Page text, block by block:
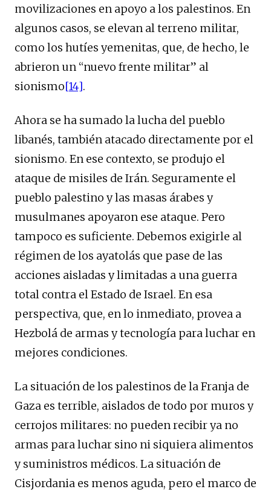
movilizaciones en apoyo a los palestinos. En
algunos casos, se elevan al terreno militar,
como los hutíes yemenitas, que, de hecho, le
abrieron un “nuevo frente militar” al
sionismo[14].
Ahora se ha sumado la lucha del pueblo
libanés, también atacado directamente por el
sionismo. En ese contexto, se produjo el
ataque de misiles de Irán. Seguramente el
pueblo palestino y las masas árabes y
musulmanes apoyaron ese ataque. Pero
tampoco es suficiente. Debemos exigirle al
régimen de los ayatolás que pase de las
acciones aisladas y limitadas a una guerra
total contra el Estado de Israel. En esa
perspectiva, que, en lo inmediato, provea a
Hezbolá de armas y tecnología para luchar en
mejores condiciones.
La situación de los palestinos de la Franja de
Gaza es terrible, aislados de todo por muros y
cerrojos militares: no pueden recibir ya no
armas para luchar sino ni siquiera alimentos
y suministros médicos. La situación de
Cisjordania es menos aguda, pero el marco de